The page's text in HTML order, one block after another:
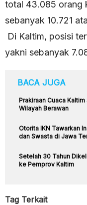
total 43.085 orang
sebanyak 10.721
Di Kaltim, posisi
yakni sebanyak
BACA JUGA
Prakiraan Cuaca
Wilayah Berawan
Otorita IKN Tawarkan
dan Swasta di Jawa
Setelah 30 Tahun
ke Pemprov Kaltim
Tag Terkait